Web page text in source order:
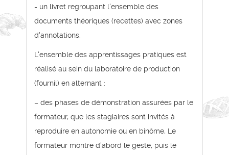
- un livret regroupant l'ensemble des
documents théoriques (recettes) avec zones
d'annotations.
L'ensemble des apprentissages pratiques est
réalisé au sein du laboratoire de production
(fournil) en alternant :
– des phases de démonstration assurées par le
formateur, que les stagiaires sont invités à
reproduire en autonomie ou en binôme, Le
formateur montre d'abord le geste, puis le